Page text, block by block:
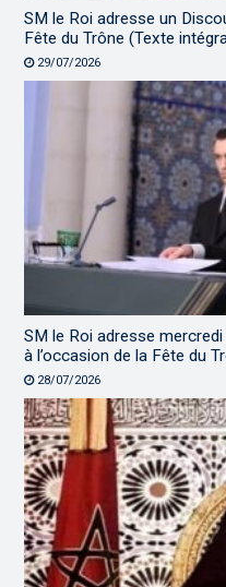
SM le Roi adresse un
Fête du Trône (Texte
29/07/2026
SM le Roi adresse
à l’occasion de la Fête du
28/07/2026